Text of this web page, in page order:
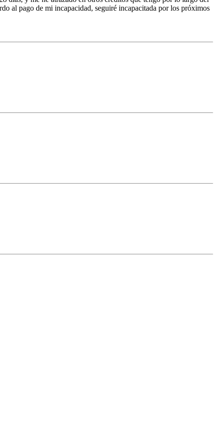
al pago de mi incapacidad, seguiré incapacitada por los próximos